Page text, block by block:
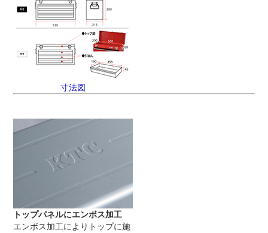
寸法図
トップパネルにエンボス加工
エンボス加工によりトップに施